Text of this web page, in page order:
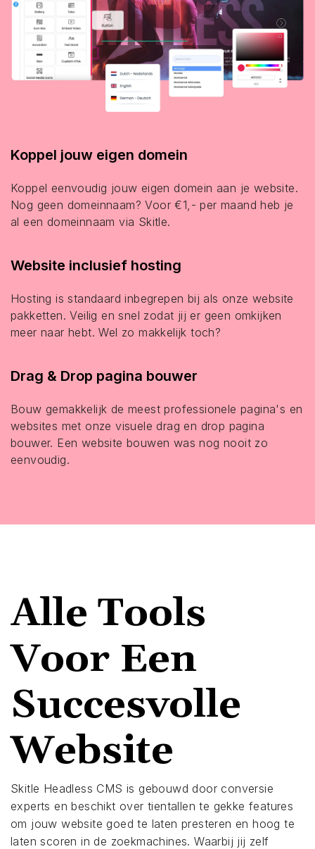
Koppel jouw eigen domein
Koppel eenvoudig jouw eigen domein aan je website.
Nog geen domeinnaam? Voor €1,- per maand heb je
al een domeinnaam via Skitle.
Website inclusief hosting
Hosting is standaard inbegrepen bij als onze website
pakketten. Veilig en snel zodat jij er geen omkijken
meer naar hebt. Wel zo makkelijk toch?
Drag & Drop pagina bouwer
Bouw gemakkelijk de meest professionele pagina's en
websites met onze visuele drag en drop pagina
bouwer. Een website bouwen was nog nooit zo
eenvoudig.
Alle Tools
Voor Een
Succesvolle
Website
Skitle Headless CMS is gebouwd door conversie
experts en beschikt over tientallen te gekke features
om jouw website goed te laten presteren en hoog te
laten scoren in de zoekmachines. Waarbij jij zelf